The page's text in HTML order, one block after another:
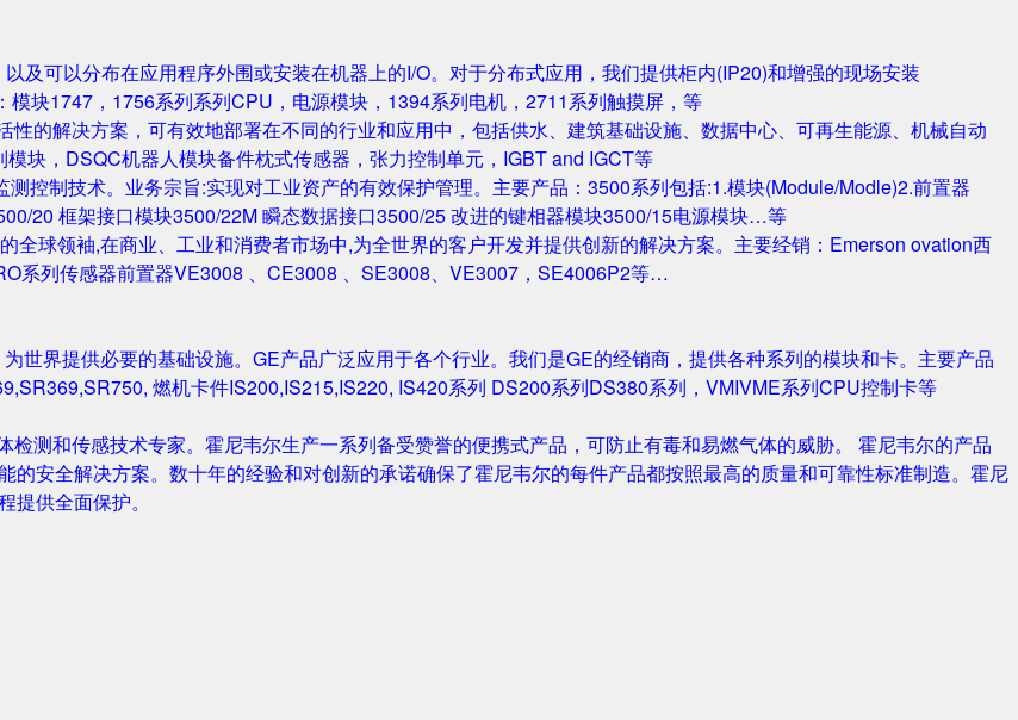
及可以分布在应用程序外围或安装在机器上的I/O。对于分布式应用，我们提供柜内(IP20)和增强的现场安装
块1747，1756系列系列CPU，电源模块，1394系列电机，2711系列触摸屏，等
性的解决方案，可有效地部署在不同的行业和应用中，包括供水、建筑基础设施、数据中心、可再生能源、机械自动
块，DSQC机器人模块备件枕式传感器，张力控制单元，IGBT and IGCT等
测控制技术。业务宗旨:实现对工业资产的有效保护管理。主要产品：3500系列包括:1.模块(Module/Modle)2.前置器
20 框架接口模块3500/22M 瞬态数据接口3500/25 改进的键相器模块3500/15电源模块…等
全球领袖,在商业、工业和消费者市场中,为全世界的客户开发并提供创新的解决方案。主要经销：Emerson ovation西
系列传感器前置器VE3008 、CE3008 、SE3008、VE3007，SE4006P2等…
世界提供必要的基础设施。GE产品广泛应用于各个行业。我们是GE的经销商，提供各种系列的模块和卡。主要产品
燃机卡件IS200,IS215,IS220, IS420系列 DS200系列DS380系列，VMIVME系列CPU控制卡等
检测和传感技术专家。霍尼韦尔生产一系列备受赞誉的便携式产品，可防止有毒和易燃气体的威胁。 霍尼韦尔的产品
的安全解决方案。数十年的经验和对创新的承诺确保了霍尼韦尔的每件产品都按照最高的质量和可靠性标准制造。霍尼
供全面保护。